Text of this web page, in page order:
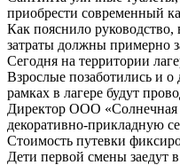
приобрести современный
Как пояснило руководство,
затраты должны примерно
Сегодня на территории
Взрослые позаботились и
рамках в лагере будут
Директор ООО «Солнечная
декоративно-прикладную
Стоимость путевки
Дети первой смены заедут